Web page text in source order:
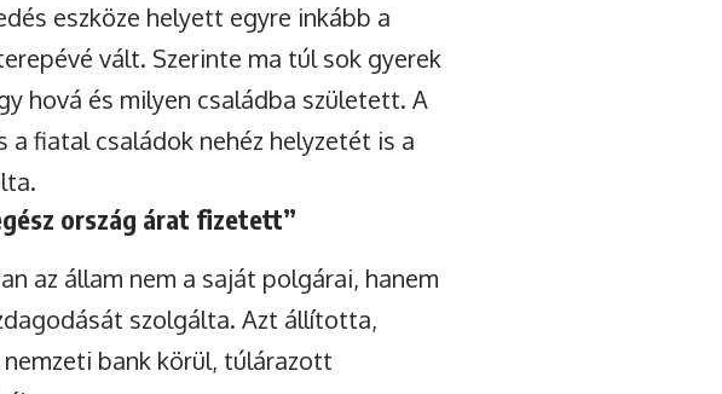
eszköze helyett egyre inkább a
vált. Szerinte ma túl sok gyerek
hová és milyen családba született. A
fiatal családok nehéz helyzetét is a
ország árat fizetett”
az állam nem a saját polgárai, hanem
szolgálta. Azt állította,
bank körül, túlárazott